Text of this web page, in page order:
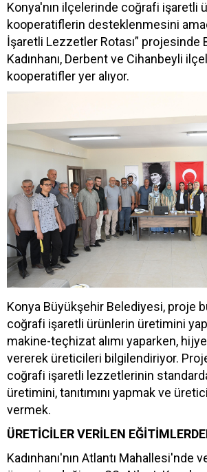
Konya'nın ilçelerinde coğrafi işaretli
kooperatiflerin desteklenmesini
İşaretli Lezzetler Rotası” projesinde
Kadınhanı, Derbent ve Cihanbeyli
kooperatifler yer alıyor.
Konya Büyükşehir Belediyesi, proje
coğrafi işaretli ürünlerin üretimini
makine-teçhizat alımı yaparken,
vererek üreticileri bilgilendiriyor.
coğrafi işaretli lezzetlerinin
üretimini, tanıtımını yapmak ve
vermek.
ÜRETİCİLER VERİLEN
Kadınhanı'nın Atlantı Mahallesi'nde